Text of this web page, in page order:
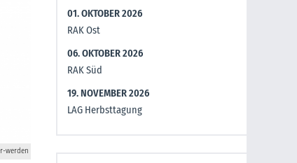
werden
01. OKTOBER 2026
RAK Ost
06. OKTOBER 2026
RAK Süd
19. NOVEMBER 2026
LAG Herbsttagung